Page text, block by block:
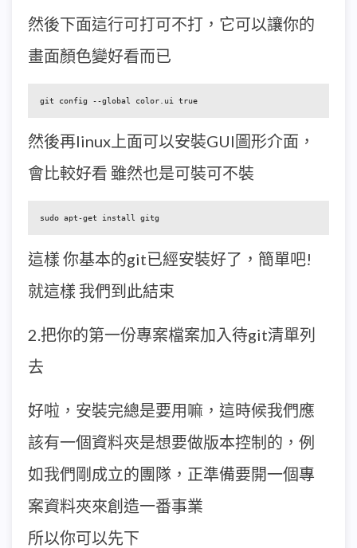
然後下面這行可打可不打，它可以讓你的
畫面顏色變好看而已
git config --global color.ui true
然後再linux上面可以安裝GUI圖形介面，
會比較好看 雖然也是可裝可不裝
sudo apt-get install gitg
這樣 你基本的git已經安裝好了，簡單吧!
就這樣 我們到此結束
2.把你的第一份專案檔案加入待git清單列
去
好啦，安裝完總是要用嘛，這時候我們應
該有一個資料夾是想要做版本控制的，例
如我們剛成立的團隊，正準備要開一個專
案資料夾來創造一番事業
所以你可以先下